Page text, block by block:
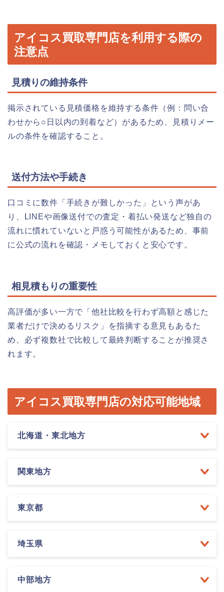
アイコス買取専門店を利用する際の
注意点
見積りの維持条件
掲示されている見積価格を維持する条件（例：問い合
わせから○日以内の到着など）があるため、見積りメー
ルの条件を確認すること。
送付方法や手続き
口コミに数件「手続きが難しかった」という声があ
り、LINEや画像送付での査定・着払い発送など独自の
流れに慣れていないと戸惑う可能性があるため、事前
に公式の流れを確認・メモしておくと安心です。
相見積もりの重要性
高評価が多い一方で「他社比較を行わず高額と感じた
業者だけで決めるリスク」を指摘する意見もあるた
め、必ず複数社で比較して最終判断することが推奨さ
れます。
アイコス買取専門店の対応可能地域
北海道・東北地方
関東地方
東京都
埼玉県
中部地方